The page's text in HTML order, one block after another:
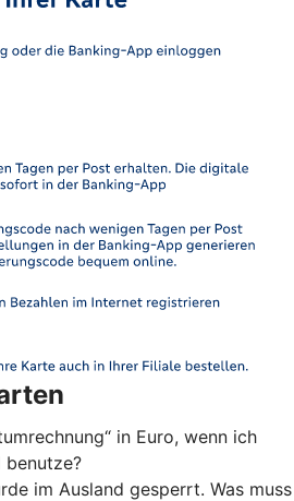
in Euro, wenn ich
benutze?
im Ausland gesperrt. Was muss